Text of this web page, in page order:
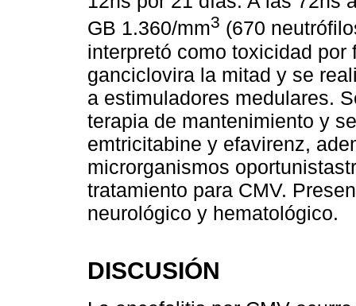
GB 1.360/mm3 (670
interpretó como toxicidad
ganciclovira la mitad y se
a estimuladores medulares.
terapia de mantenimiento y
emtricitabine y efavirenz,
microrganismos
tratamiento para CMV.
neurológico y hematológico.
DISCUSIÓN